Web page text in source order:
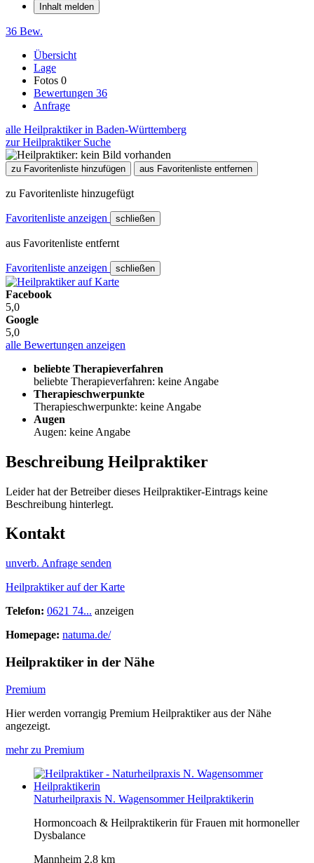
Inhalt melden
36 Bew.
Übersicht
Lage
Fotos 0
Bewertungen 36
Anfrage
alle Heilpraktiker in Baden-Württemberg
zur Heilpraktiker Suche
zu Favoritenliste hinzufügen aus Favoritenliste entfernen
zu Favoritenliste hinzugefügt
Favoritenliste anzeigen schließen
aus Favoritenliste entfernt
Favoritenliste anzeigen schließen
Facebook
5,0
Google
5,0
alle Bewertungen anzeigen
beliebte Therapieverfahren
beliebte Therapieverfahren: keine Angabe
Therapieschwerpunkte
Therapieschwerpunkte: keine Angabe
Augen
Augen: keine Angabe
Beschreibung Heilpraktiker
Leider hat der Betreiber dieses Heilpraktiker-Eintrags keine
Beschreibung hinterlegt.
Kontakt
unverb. Anfrage senden
Heilpraktiker auf der Karte
Telefon: 0621 74... anzeigen
Homepage: natuma.de/
Heilpraktiker in der Nähe
Premium
Hier werden vorrangig Premium Heilpraktiker aus der Nähe
angezeigt.
mehr zu Premium
Naturheilpraxis N. Wagensommer Heilpraktikerin
Hormoncoach & Heilpraktikerin für Frauen mit hormoneller
Dysbalance
Mannheim 2.8 km